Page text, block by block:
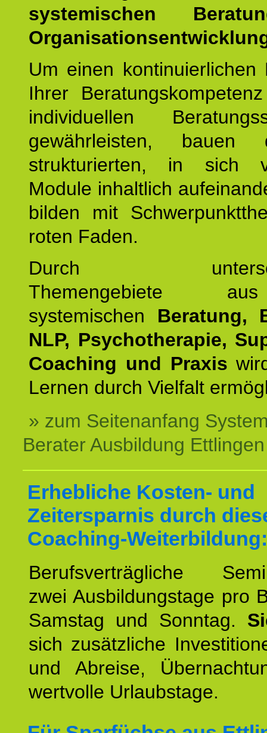
systemischen
Um einen kontinuierlichen
Ihrer
individuellen
gewährleisten,
strukturierten, in sich
Module inhaltlich
bilden mit
roten Faden.
Durch
Themengebiete
systemischen Beratung,
NLP, Psychotherapie,
Coaching und Praxis
Lernen durch Vielfalt
» zum Seitenanfang
Berater Ausbildung Ettlingen
Erhebliche Kosten- und
Zeitersparnis durch
Coaching-Weiterbildung:
Berufsverträgliche
zwei Ausbildungstage pro
Samstag und Sonntag.
sich zusätzliche
und Abreise,
wertvolle Urlaubstage.